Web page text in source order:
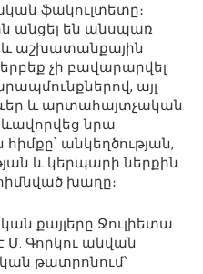
ֆակուլտետը։
անցել են անսպառ
և աշխատանքային
չի բավարարվել
այլ
և արտահայտչական
նրա
անկեղծության,
և կերպարի ներքին
խաղը։
քայլերը Ջուլիետա
Գորկու անվան
թատրոնում՝